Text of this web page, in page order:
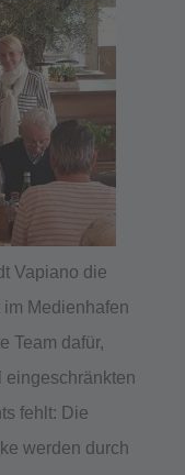
Vapiano die
Medienhafen
Team dafür,
eingeschränkten
fehlt: Die
werden durch